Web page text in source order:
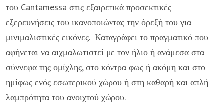
του Cantamessa στις εξαιρετικά προσεκτικές
εξερευνήσεις του ικανοποιώντας την όρεξή του για
μινιμαλιστικές εικόνες. Καταγράφει το πραγματικό που
αφήνεται να αιχμαλωτιστεί με τον ήλιο ή ανάμεσα στα
σύννεφα της ομίχλης, στο κόντρα φως ή ακόμη και στο
ημίφως ενός εσωτερικού χώρου ή στη καθαρή και απλή
λαμπρότητα του ανοιχτού χώρου.